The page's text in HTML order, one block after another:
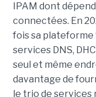
IPAM dont
connectées. En
fois sa plateforme
services DNS,
seul et même
davantage de
le trio de services